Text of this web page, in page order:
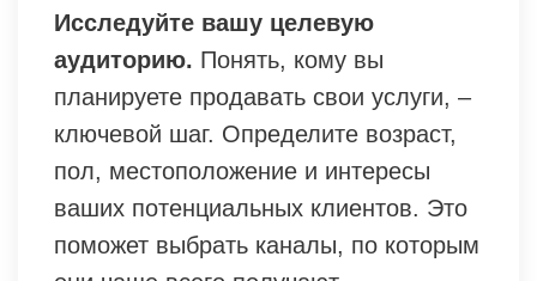
Исследуйте вашу целевую
аудиторию. Понять, кому вы
планируете продавать свои услуги, –
ключевой шаг. Определите возраст,
пол, местоположение и интересы
ваших потенциальных клиентов. Это
поможет выбрать каналы, по которым